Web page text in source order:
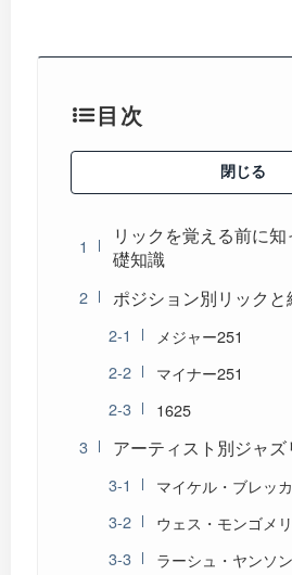
目次
閉じる
リックを覚える前に
礎知識
ポジション別リックと
メジャー251
マイナー251
1625
アーティスト別ジャズ
マイケル・ブレッ
ウェス・モンゴメ
ラーシュ・ヤンソン